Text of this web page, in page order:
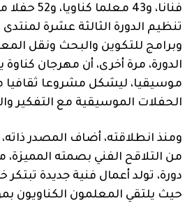
فنانا، و43
تنظيم الدورة الثالثة عشرة
وبرامج للتكوين والبحث ونقل
الدورة، مرة أخرى، أن مهرجان كناوة
موسيقيا، ليشكل مشروعا ثقافيا
الحفلات الموسيقية مع التفكير
ومنذ انطلاقته، أضاف المصدر
من التلاقح الفني بصمته
دورة، تولد أعمال فنية جديدة
حيث يلتقي المعلمون الكناويون